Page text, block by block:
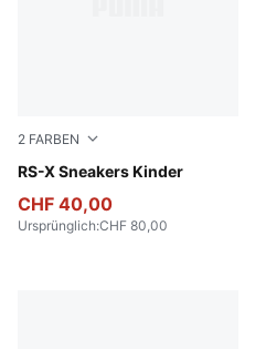
2 FARBEN
RS-X Sneakers Kinder
PUMA White-Gold Moon
CHF 40,00
Ursprünglich:CHF 80,00